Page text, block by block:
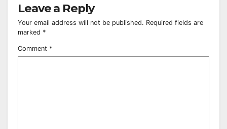
Leave a Reply
Your email address will not be published. Required fields are
marked *
Comment *